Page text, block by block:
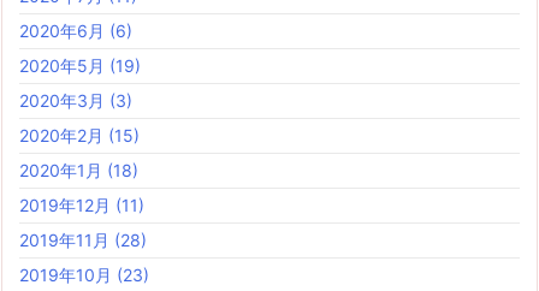
2020年6月 (6)
2020年5月 (19)
2020年3月 (3)
2020年2月 (15)
2020年1月 (18)
2019年12月 (11)
2019年11月 (28)
2019年10月 (23)